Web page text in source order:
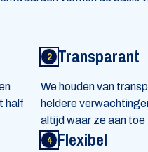
half
Transparant
We houden van
heldere
altijd waar ze aan toe
Flexibel